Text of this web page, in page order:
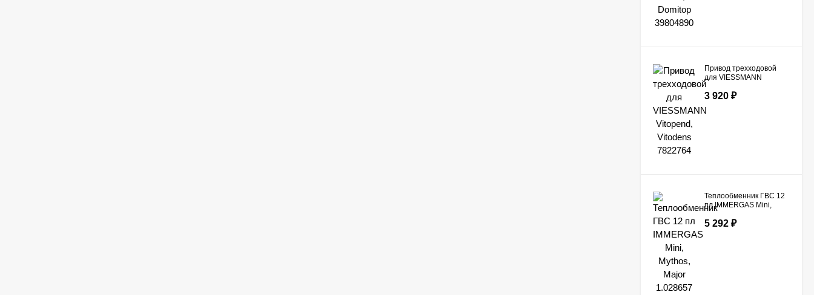
Привод трехходовой
для VIESSMANN
Vitopend, Vitodens
7822764
3 920 ₽
Теплообменник ГВС 12
пл IMMERGAS Mini,
3.021692 1.031610
5 292 ₽